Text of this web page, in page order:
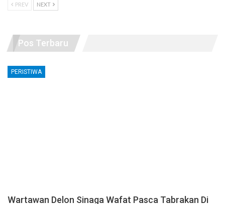
PREV NEXT
Pos Terbaru
PERISTIWA
Wartawan Delon Sinaga Wafat Pasca Tabrakan Di